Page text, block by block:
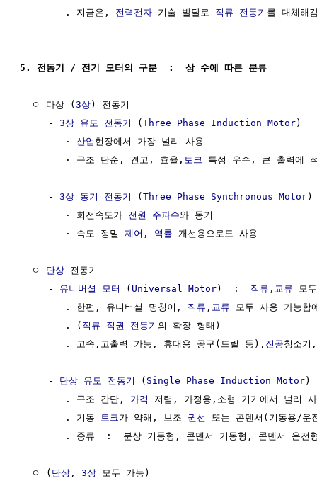
        . 지금은,
전력전자 기술 발달로 직류 전동기 를 대체해
5. 전동기 / 전기 모터의 구분  :  상 수에 따른 분류
  ㅇ 다상 (
3상) 전동기
     -
3상 유도 전동기 (Three Phase Induction Motor)
        ·
산업 현장에서 가장 널리 사용
        · 구조 단순, 견고, 효율,
토크 특성 우수, 큰 출력에
     -
3상 동기 전동기 (Three Phase Synchronous Motor)
        · 회전속도가
전원 주파수와 동기
        · 속도 정밀
제어 , 역률 개선용으로도 사용
  ㅇ
단상 전동기
     -
유니버셜 모터 ( Universal Motor)  : 직류 , 교류 모
        . 한편, 유니버셜 명칭이,
직류 , 교류 모두 사용 가능함
        . (
직류 직권 전동기 의 확장 형태)
        . 고속,고출력 가능, 휴대용 공구(드릴 등),
진공청소기
     -
단상 유도 전동기 ( Single Phase Induction Motor)
        . 구조 간단,
가격
저렴, 가정용,소형 기기에서 널리
        . 기동
토크 가 약해, 보조 권선
또는 콘덴서(기동용/운
. 종류  :  분상 기동형, 콘덴서 기동형, 콘덴서 운
  ㅇ (
단상 , 3상 모두 가능)